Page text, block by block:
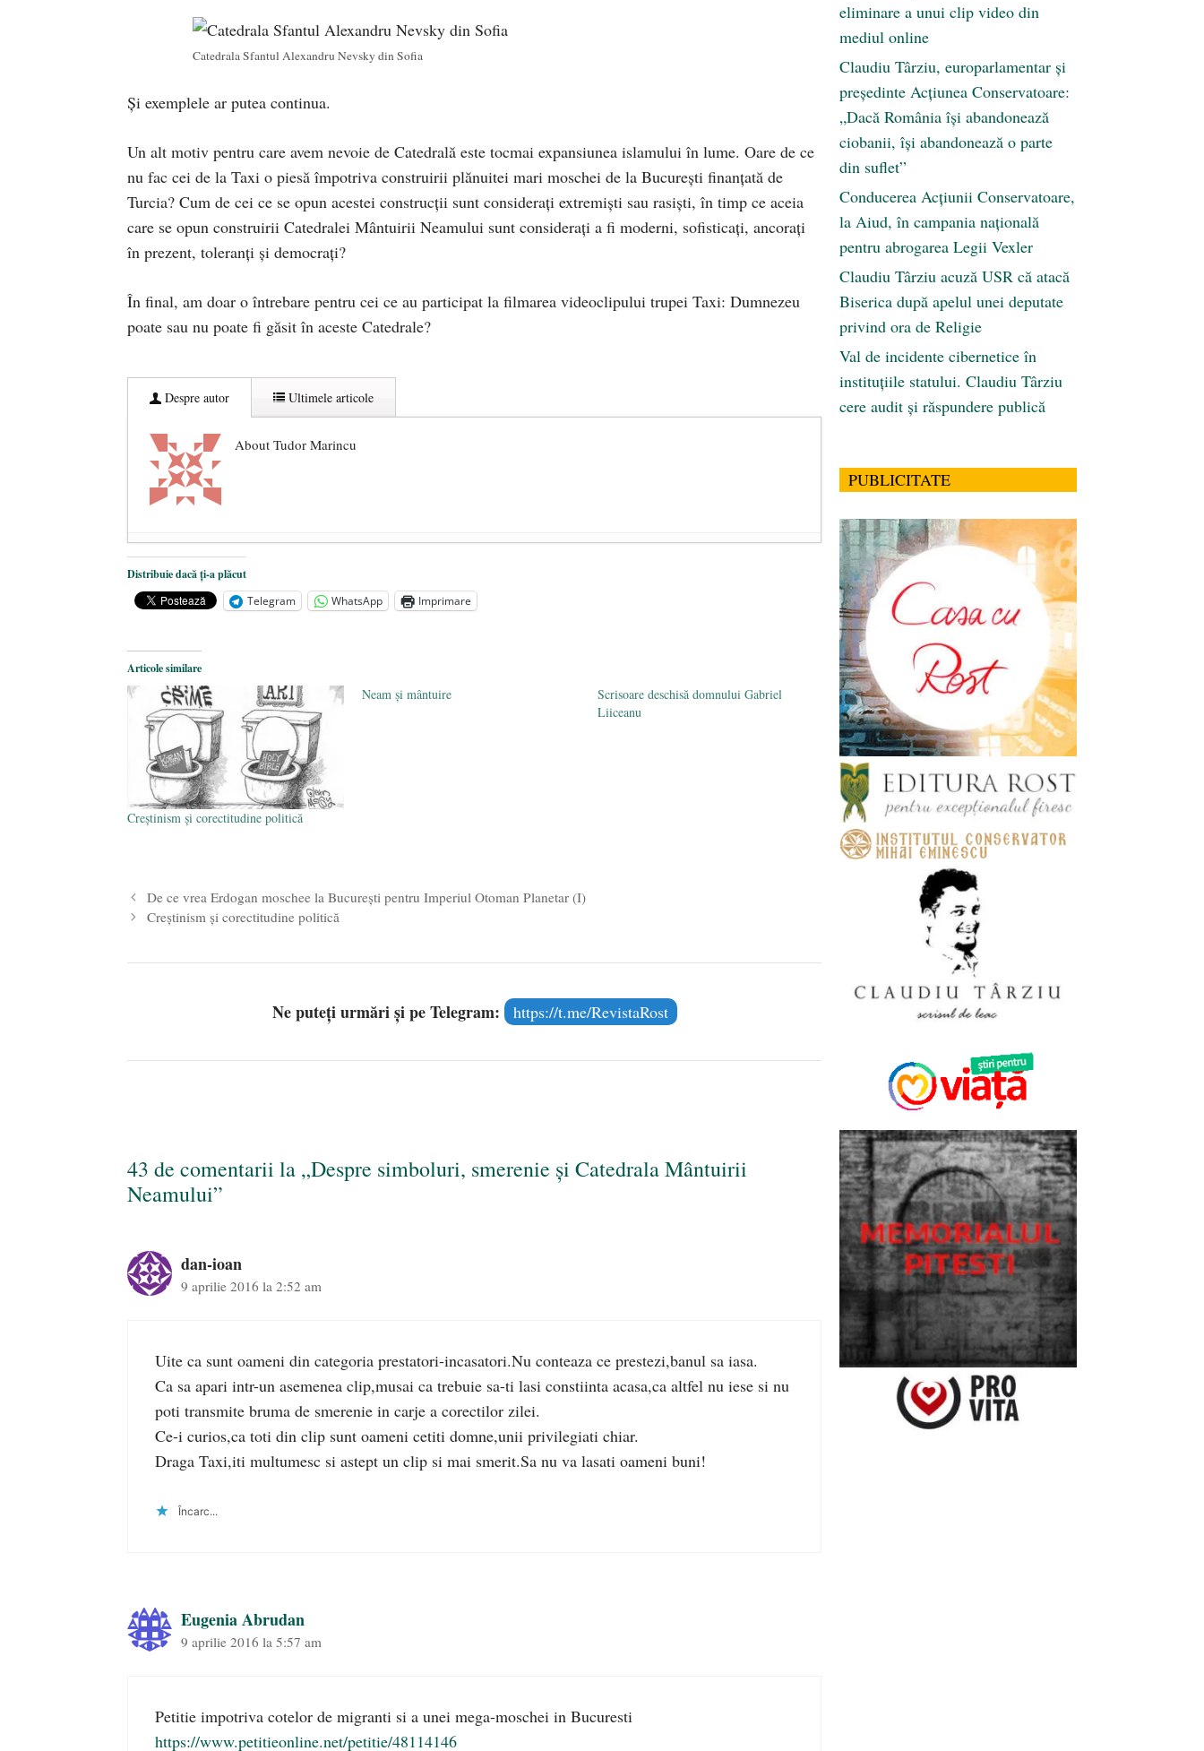
Catedrala Sfantul Alexandru Nevsky din Sofia
Și exemplele ar putea continua.
Un alt motiv pentru care avem nevoie de Catedrală este tocmai expansiunea islamului în lume. Oare de ce
nu fac cei de la Taxi o piesă împotriva construirii plănuitei mari moschei de la București finanțată de
Turcia? Cum de cei ce se opun acestei construcții sunt considerați extremiști sau rasiști, în timp ce aceia
care se opun construirii Catedralei Mântuirii Neamului sunt considerați a fi moderni, sofisticați, ancorați
în prezent, toleranți și democrați?
În final, am doar o întrebare pentru cei ce au participat la filmarea videoclipului trupei Taxi: Dumnezeu
poate sau nu poate fi găsit în aceste Catedrale?
Despre autor Ultimele articole
About Tudor Marincu
De ce propaganda LGBT nu-și are locul în unitățile de învățământ
Anarhia din SUA e opera stângii radicale - 2 iunie 2020
Pe zi ce trece mă conving că mass media are prea puțin a face cu informarea
Distribuie dacă ți-a plăcut
Telegram
WhatsApp Imprimare
Articole similare
Creştinism şi corectitudine politică
Neam şi mântuire
Scrisoare deschisă domnului Gabriel
Liiceanu
De ce vrea Erdogan moschee la Bucureşti pentru Imperiul Otoman Planetar (I)
Creştinism şi corectitudine politică
Ne puteți urmări și pe Telegram: https://t.me/RevistaRost
43 de comentarii la „Despre simboluri, smerenie și Catedrala Mântuirii
Neamului”
dan-ioan
9 aprilie 2016 la 2:52 am
Uite ca sunt oameni din categoria prestatori-incasatori.Nu conteaza ce prestezi,banul sa iasa.
Ca sa apari intr-un asemenea clip,musai ca trebuie sa-ti lasi constiinta acasa,ca altfel nu iese si nu
poti transmite bruma de smerenie in carje a corectilor zilei.
Ce-i curios,ca toti din clip sunt oameni cetiti domne,unii privilegiati chiar.
Draga Taxi,iti multumesc si astept un clip si mai smerit.Sa nu va lasati oameni buni!
Încarc...
Eugenia Abrudan
9 aprilie 2016 la 5:57 am
Petitie impotriva cotelor de migranti si a unei mega-moschei in Bucuresti
https://www.petitieonline.net/petitie/48114146
eliminare a unui clip video din
mediul online
Claudiu Târziu, europarlamentar și
președinte Acțiunea Conservatoare:
„Dacă România își abandonează
ciobanii, își abandonează o parte
din suflet”
Conducerea Acțiunii Conservatoare,
la Aiud, în campania națională
pentru abrogarea Legii Vexler
Claudiu Târziu acuză USR că atacă
Biserica după apelul unei deputate
privind ora de Religie
Val de incidente cibernetice în
instituțiile statului. Claudiu Târziu
cere audit și răspundere publică
PUBLICITATE